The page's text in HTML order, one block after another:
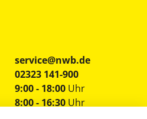
service@nwb.de
02323 141-900
9:00 - 18:00 Uhr
8:00 - 16:30 Uhr